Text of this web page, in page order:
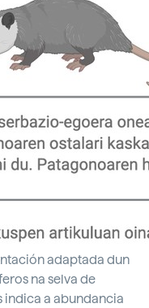
adaptada dun
na selva de
indica a abundancia